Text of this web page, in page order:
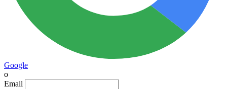
Google
o
Email